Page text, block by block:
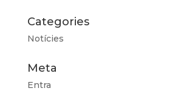
Categories
Notícies
Meta
Entra